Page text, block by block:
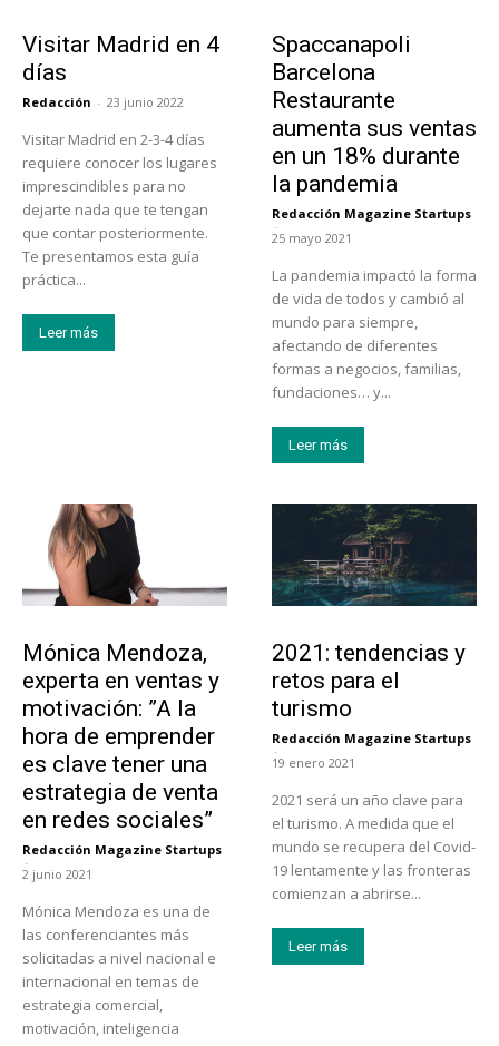
Visitar Madrid en 4
días
Redacción - 23 junio 2022
Visitar Madrid en 2-3-4 días
requiere conocer los lugares
imprescindibles para no
dejarte nada que te tengan
que contar posteriormente.
Te presentamos esta guía
práctica...
Leer más
Spaccanapoli
Barcelona
Restaurante
aumenta sus ventas
en un 18% durante
la pandemia
Redacción Magazine Startups
-
25 mayo 2021
La pandemia impactó la forma
de vida de todos y cambió al
mundo para siempre,
afectando de diferentes
formas a negocios, familias,
fundaciones… y...
Leer más
Mónica Mendoza,
experta en ventas y
motivación: ”A la
hora de emprender
es clave tener una
estrategia de venta
en redes sociales”
Redacción Magazine Startups
-
2 junio 2021
Mónica Mendoza es una de
las conferenciantes más
solicitadas a nivel nacional e
internacional en temas de
estrategia comercial,
motivación, inteligencia
2021: tendencias y
retos para el
turismo
Redacción Magazine Startups
-
19 enero 2021
2021 será un año clave para
el turismo. A medida que el
mundo se recupera del Covid-
19 lentamente y las fronteras
comienzan a abrirse...
Leer más